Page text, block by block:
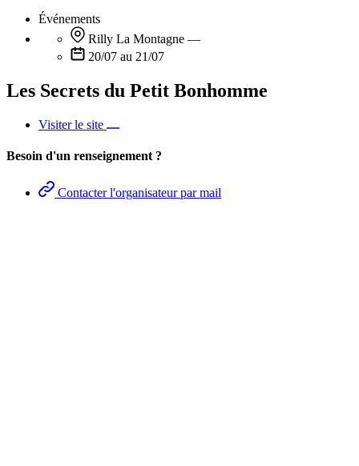
Événements
Rilly La Montagne —
20/07 au 21/07
Les Secrets du Petit Bonhomme
Visiter le site
Besoin d'un renseignement ?
Contacter l'organisateur par mail